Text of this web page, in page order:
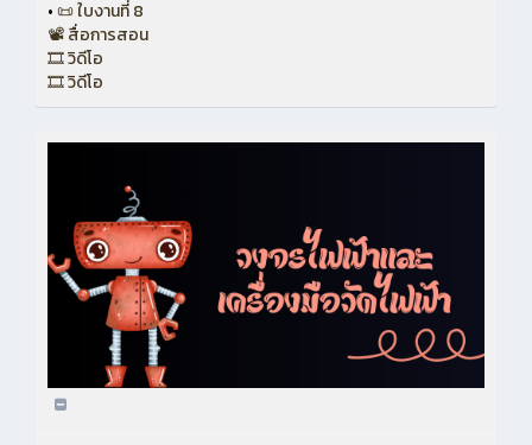
•📜 ใบงานที่ 8
📽 สื่อการสอน
🎞 วิดีโอ
🎞 วิดีโอ